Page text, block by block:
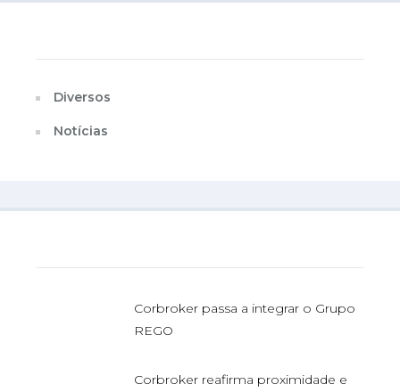
Diversos
Notícias
Corbroker passa a integrar o Grupo
REGO
Corbroker reafirma proximidade e